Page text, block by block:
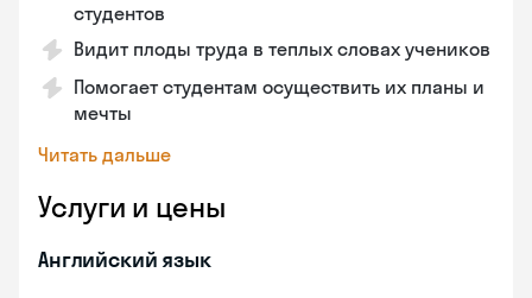
студентов
Видит плоды труда в теплых словах учеников
Помогает студентам осуществить их планы и
мечты
Читать дальше
Услуги и цены
Английский язык